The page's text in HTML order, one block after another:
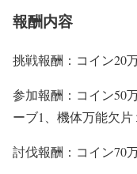
報酬内容
挑戦報酬：コイン20
参加報酬：コイン50
ーブ1、機体万能欠片
討伐報酬：コイン70